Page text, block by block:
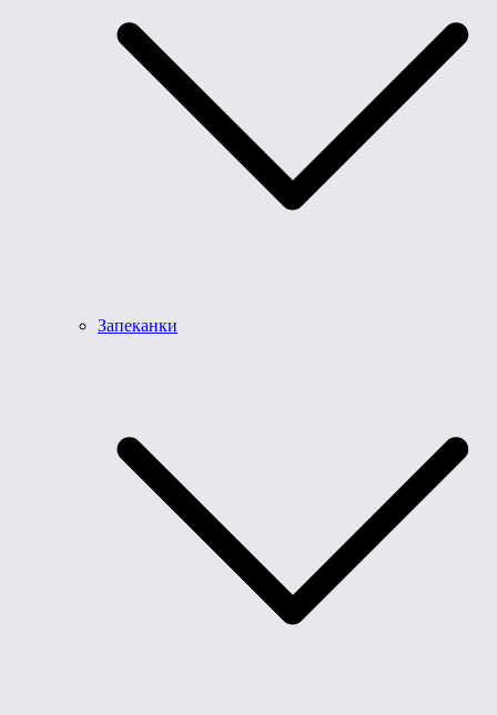
Запеканки